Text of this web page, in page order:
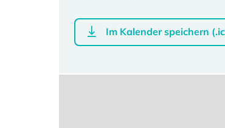
Im Kalender speichern